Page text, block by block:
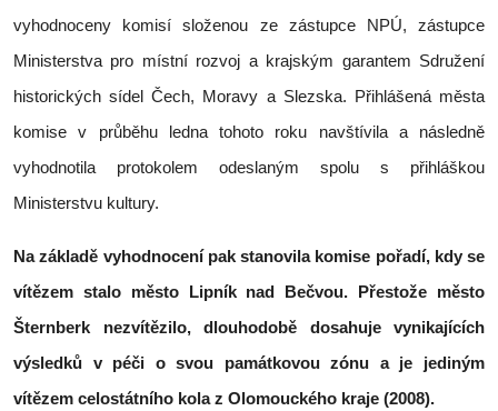
vyhodnoceny komisí složenou ze zástupce NPÚ, zástupce
Ministerstva pro místní rozvoj a krajským garantem Sdružení
historických sídel Čech, Moravy a Slezska. Přihlášená města
komise v průběhu ledna tohoto roku navštívila a následně
vyhodnotila protokolem odeslaným spolu s přihláškou
Ministerstvu kultury.
Na základě vyhodnocení pak stanovila komise pořadí, kdy se
vítězem stalo město Lipník nad Bečvou. Přestože město
Šternberk nezvítězilo, dlouhodobě dosahuje vynikajících
výsledků v péči o svou památkovou zónu a je jediným
vítězem celostátního kola z Olomouckého kraje (2008).